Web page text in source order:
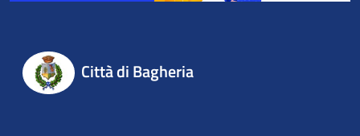
Città di Bagheria